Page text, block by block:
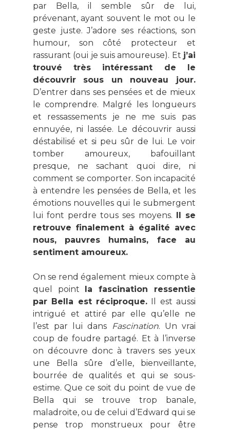
par Bella, il semble sûr de lui,
prévenant, ayant souvent le mot ou le
geste juste.J’adore ses réactions, son
humour, son côté protecteur et
rassurant (oui je suis amoureuse). Et j’ai
trouvé très intéressant de le
découvrir sous un nouveau jour.
D’entrer dans ses pensées et de mieux
le comprendre. Malgré les longueurs
et ressassements je ne me suis pas
ennuyée, ni lassée. Le découvrir aussi
déstabilisé et si peu sûr de lui. Le voir
tomber amoureux, bafouillant
presque, ne sachant quoi dire, ni
comment se comporter. Son incapacité
à entendre les pensées de Bella, et les
émotions nouvelles qui le submergent
lui font perdre tous ses moyens. Il se
retrouve finalement à égalité avec
nous, pauvres humains, face au
sentiment amoureux.
On se rend également mieux compte à
quel point la fascination ressentie
par Bella est réciproque.Il est aussi
intrigué et attiré par elle qu’elle ne
l’est par lui dans
Fascination. Un vrai
coup de foudre partagé. Et à l’inverse
on découvre donc à travers ses yeux
une Bella sûre d’elle, bienveillante,
bourrée de qualités et qui se sous-
estime. Que ce soit du point de vue de
Bella qui se trouve trop banale,
maladroite, ou de celui d’Edward qui se
pense trop monstrueux pour être